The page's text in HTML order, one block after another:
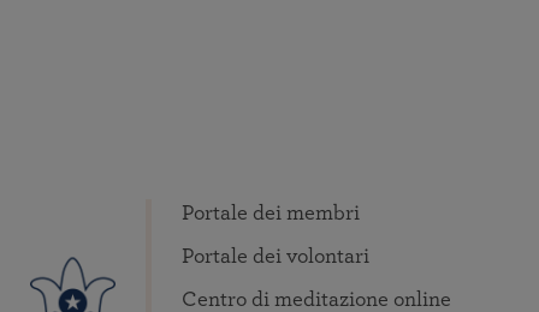
Portale dei membri
Portale dei volontari
Centro di meditazione online